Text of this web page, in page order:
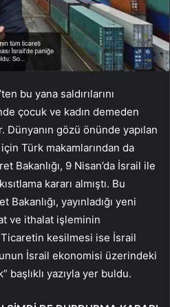
bu yana saldırılarını
çocuk ve kadın demeden
Dünyanın gözü önünde yapılan
Türk makamlarından da
Bakanlığı, 9 Nisan’da İsrail ile
kararı almıştı. Bu
yayınladığı yeni
ve ithalat işleminin
kesilmesi ise İsrail
İsrail ekonomisi üzerindeki
başlıklı yazıyla yer buldu.